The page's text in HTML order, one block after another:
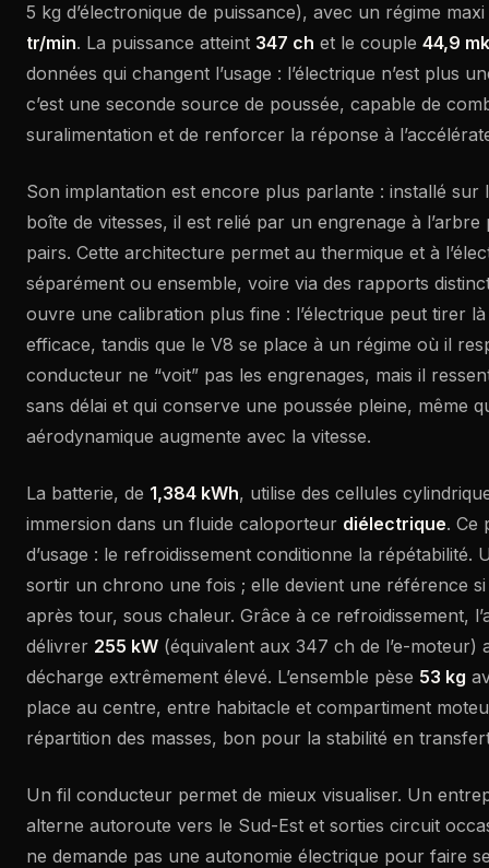
5 kg d’électronique de puissance), avec un régime
tr/min. La puissance atteint 347 ch et le couple 44,9
données qui changent l’usage : l’électrique n’est plus
c’est une seconde source de poussée, capable de
suralimentation et de renforcer la réponse à
Son implantation est encore plus parlante : installé sur
boîte de vitesses, il est relié par un engrenage à
pairs. Cette architecture permet au thermique et à
séparément ou ensemble, voire via des rapports
ouvre une calibration plus fine : l’électrique peut tirer
efficace, tandis que le V8 se place à un régime où il
conducteur ne “voit” pas les engrenages, mais il
sans délai et qui conserve une poussée pleine, même
aérodynamique augmente avec la vitesse.
La batterie, de 1,384 kWh, utilise des cellules
immersion dans un fluide caloporteur diélectrique. Ce
d’usage : le refroidissement conditionne la répétabilité.
sortir un chrono une fois ; elle devient une référence
après tour, sous chaleur. Grâce à ce refroidissement,
délivrer 255 kW (équivalent aux 347 ch de l’e-moteur)
décharge extrêmement élevé. L’ensemble pèse 53 kg
place au centre, entre habitacle et compartiment
répartition des masses, bon pour la stabilité en
Un fil conducteur permet de mieux visualiser. Un
alterne autoroute vers le Sud-Est et sorties circuit
ne demande pas une autonomie électrique pour faire